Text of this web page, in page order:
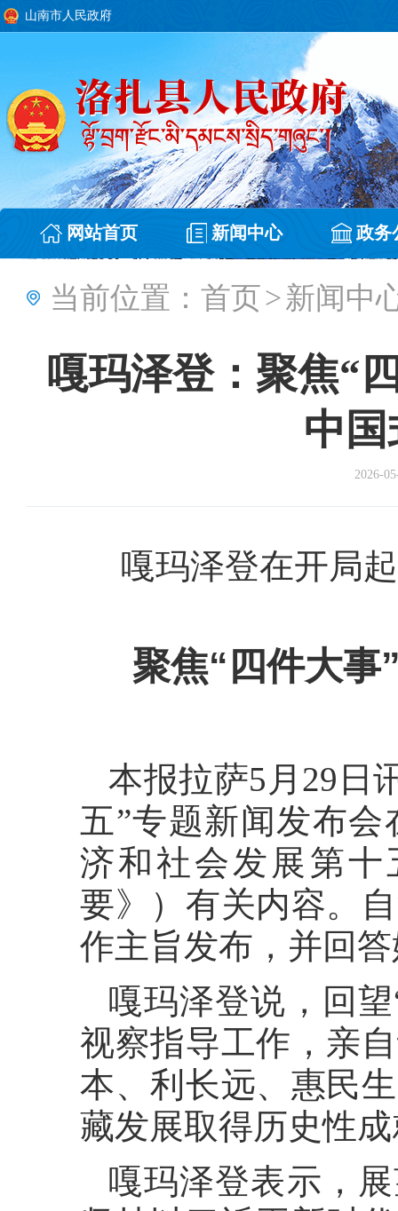
山南市人民政府
网站首页 新闻中心 政务
当前位置： 首页>新闻中
嘎玛泽登：聚焦“
中
2026-
嘎玛泽登在开局
聚焦“四件大事
本报拉萨5月29日
五”专题新闻发布
济和社会发展第
要》）有关内容。
作主旨发布，并回
嘎玛泽登说，回
视察指导工作，亲
本、利长远、惠民
藏发展取得历史性
嘎玛泽登表示，